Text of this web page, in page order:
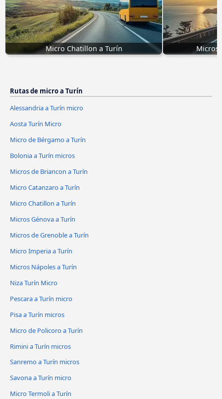
Micro Chatillon a Turín Micros
Rutas de micro a Turín
Alessandria a Turín micro
Aosta Turín Micro
Micro de Bérgamo a Turín
Bolonia a Turín micros
Micros de Briancon a Turín
Micro Catanzaro a Turín
Micro Chatillon a Turín
Micros Génova a Turín
Micros de Grenoble a Turín
Micro Imperia a Turín
Micros Nápoles a Turín
Niza Turín Micro
Pescara a Turín micro
Pisa a Turín micros
Micro de Policoro a Turín
Rimini a Turín micros
Sanremo a Turín micros
Savona a Turín micro
Micro Termoli a Turín